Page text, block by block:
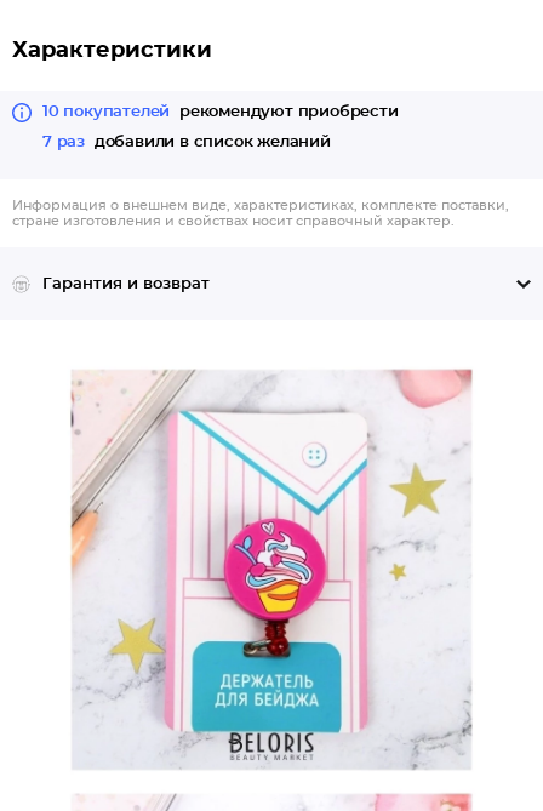
Характеристики
10 покупателей
рекомендуют приобрести
7 раз
добавили в список желаний
Информация о внешнем виде, характеристиках, комплекте поставки,
стране изготовления и свойствах носит справочный характер.
Гарантия и возврат